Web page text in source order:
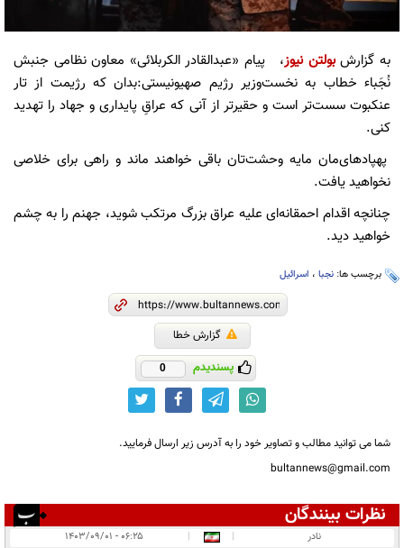
به گزارشبولتن نیوز، پیام «عبدالقادر الکربلائی» معاون نظامی جنبش
نُجَباء خطاب به نخست‌وزیر رژیم صهیونیستی:بدان که رژیمت از تار
عنکبوت سست‌تر است و حقیرتر از آنی که عراقِ پایداری و جهاد را تهدید
کنی.
پهپادهای‌مان مایه وحشت‌تان باقی خواهند ماند و راهی برای خلاصی
نخواهید یافت.
چنانچه اقدام احمقانه‌ای علیه عراق بزرگ مرتکب شوید، جهنم را به چشم
خواهید دید.
برچسب ها: نجبا ، اسرائیل
گزارش خطا
پسندیدم 0
شما می توانید مطالب و تصاویر خود را به آدرس زیر ارسال فرمایید.
bultannews@gmail.com
نظرات بینندگان
نادر |
|
۰۶:۲۵ - ۱۴۰۳/۰۹/۰۱